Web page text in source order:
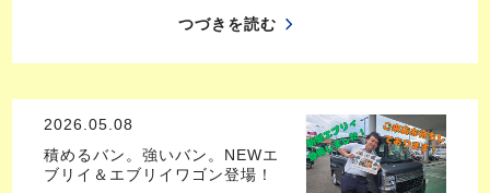
つづきを読む
2026.05.08
積めるバン。強いバン。NEWエ
ブリイ＆エブリイワゴン登場！